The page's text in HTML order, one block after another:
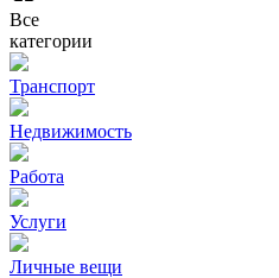
Все
категории
Транспорт
Недвижимость
Работа
Услуги
Личные вещи